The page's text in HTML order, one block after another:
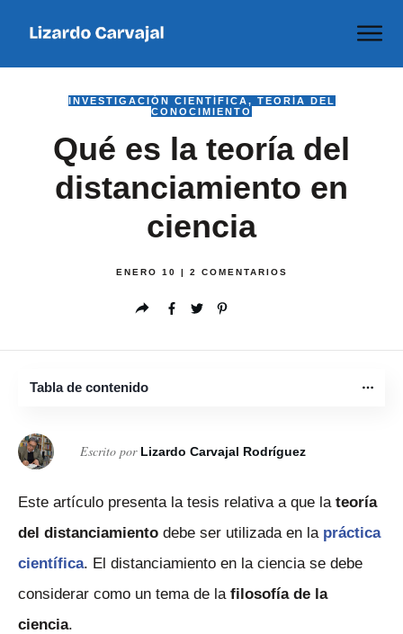
INVESTIGACIÓN CIENTÍFICA, TEORÍA DEL
CONOCIMIENTO
Qué es la teoría del
distanciamiento en
ciencia
ENERO 10 | 2 COMENTARIOS
Escrito por Lizardo Carvajal Rodríguez
Este artículo presenta la tesis relativa a que la teoría
del distanciamiento debe ser utilizada en la práctica
científica. El distanciamiento en la ciencia se debe
considerar como un tema de la filosofía de la
ciencia.
Tabla de contenido